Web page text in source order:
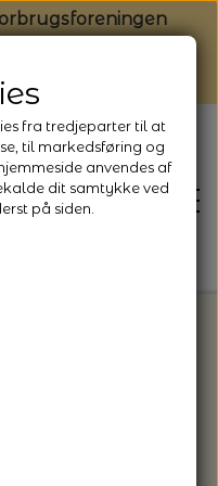
fra tredjeparter til at
til markedsføring og
anvendes af
dit samtykke ved
på siden.